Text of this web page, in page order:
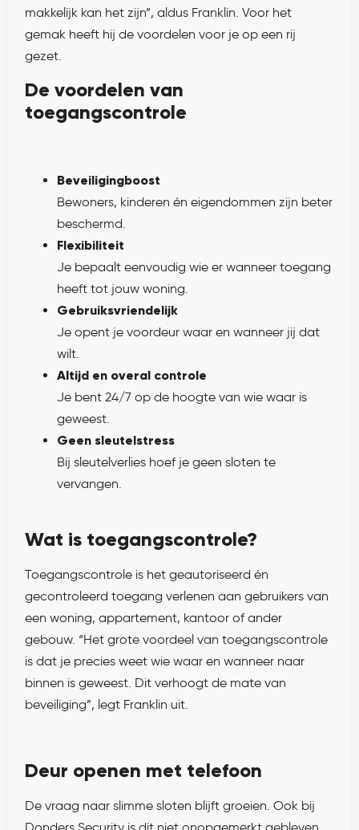
makkelijk kan het zijn”, aldus Franklin. Voor het
gemak heeft hij de voordelen voor je op een rij
gezet.
De voordelen van
toegangscontrole
Beveiligingboost
Bewoners, kinderen én eigendommen zijn beter
beschermd.
Flexibiliteit
Je bepaalt eenvoudig wie er wanneer toegang
heeft tot jouw woning.
Gebruiksvriendelijk
Je opent je voordeur waar en wanneer jij dat
wilt.
Altijd en overal controle
Je bent 24/7 op de hoogte van wie waar is
geweest.
Geen sleutelstress
Bij sleutelverlies hoef je geen sloten te
vervangen.
Wat is toegangscontrole?
Toegangscontrole is het geautoriseerd én
gecontroleerd toegang verlenen aan gebruikers van
een woning, appartement, kantoor of ander
gebouw. “Het grote voordeel van toegangscontrole
is dat je precies weet wie waar en wanneer naar
binnen is geweest. Dit verhoogt de mate van
beveiliging”, legt Franklin uit.
Deur openen met telefoon
De vraag naar slimme sloten blijft groeien. Ook bij